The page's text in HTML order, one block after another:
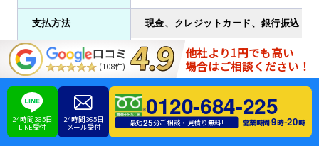
支払方法 現金、クレジットカード、銀行振込
住所 〒194-0021 東京都町田市中町1-3-1 小
口コミ
(108件)
他社より1円でも高い
場合はご相談ください！
24時間365日
LINE受付
24時間365日
メール受付
0120-684-225
最短25分ご相談・見積り無料! 営業時間:9時-20時